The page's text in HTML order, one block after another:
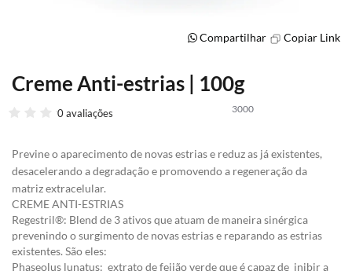
Creme Anti-estrias | 100g
3000
0 avaliações
Previne o aparecimento de novas estrias e reduz as já existentes,
desacelerando a degradação e promovendo a regeneração da
matriz extracelular.
CREME ANTI-ESTRIAS
Regestril®: Blend de 3 ativos que atuam de maneira sinérgica
prevenindo o surgimento de novas estrias e reparando as estrias
existentes. São eles:
Phaseolus lunatus: extrato de feijão verde que é capaz de inibir a
Compartilhar Copiar Link
Saltar
para
Galeria
de
imagens